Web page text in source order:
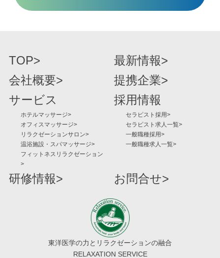
東洋医学の力とリラクゼーションの融合
RELAXATION SERVICE
TOP
最新情報
会社概要
提携企業
サービス
ホテルマッサージ
オフィスマッサージ
リラクゼーションサロン
温浴施設・スパマッサージ
フィットネスリラクゼーション
採用情報
セラピスト採用
セラピスト求人一覧
一般職種採用
一般職種求人一覧
研修情報 お問合せ